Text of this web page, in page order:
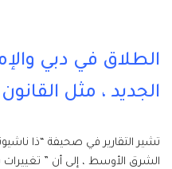
الطلاق في دبي
الجديد ، مثل
تشير التقارير في صحيفة “ذا
الشرق الأوسط ، إلى أن ”